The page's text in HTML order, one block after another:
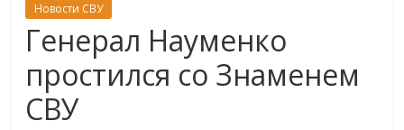
Новости СВУ
Генерал Науменко
простился со Знаменем
СВУ